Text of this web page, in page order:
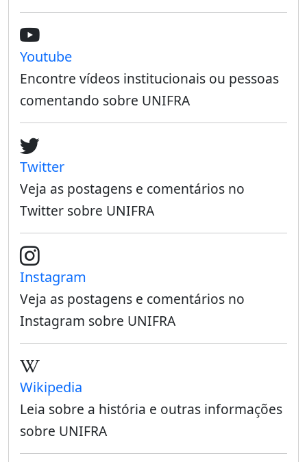
Youtube
Encontre vídeos institucionais ou pessoas
comentando sobre UNIFRA
Twitter
Veja as postagens e comentários no
Twitter sobre UNIFRA
Instagram
Veja as postagens e comentários no
Instagram sobre UNIFRA
Wikipedia
Leia sobre a história e outras informações
sobre UNIFRA